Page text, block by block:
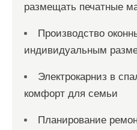
размещать печатные
Производство
индивидуальным
Электрокарниз в
комфорт для семьи
Планирование